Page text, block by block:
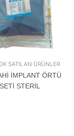
SATILAN ÜRÜNLER
İMPLANT ÖRTÜ
SETİ STERİL